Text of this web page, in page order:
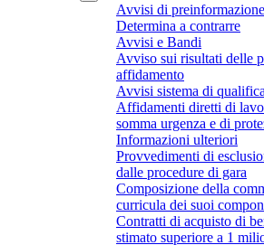
Avvisi di preinformazione
Determina a contrarre
Avvisi e Bandi
Avviso sui risultati delle
affidamento
Avvisi sistema di
Affidamenti diretti di
somma urgenza e di
Informazioni ulteriori
Provvedimenti di
dalle procedure di gara
Composizione della
curricula dei suoi
Contratti di acquisto di
stimato superiore a 1